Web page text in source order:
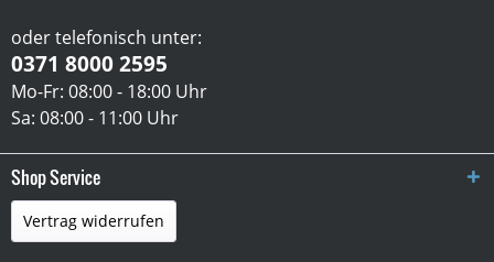
oder telefonisch unter:
0371 8000 2595
Mo-Fr: 08:00 - 18:00 Uhr
Sa: 08:00 - 11:00 Uhr
Shop Service
Vertrag widerrufen